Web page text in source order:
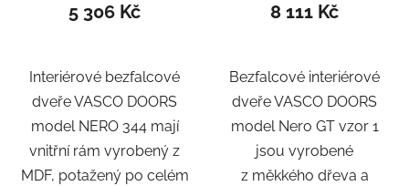
5 306 Kč
Interiérové bezfalcové
dveře VASCO DOORS
model NERO 344 mají
vnitřní rám vyrobený z
MDF, potažený po celém
8 111 Kč
Bezfalcové interiérové
dveře VASCO DOORS
model Nero GT vzor 1
jsou vyrobené
z měkkého dřeva a